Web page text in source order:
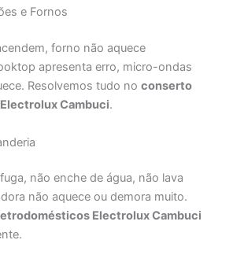
e Fornos
forno não aquece
apresenta erro, micro-ondas
Resolvemos tudo noconserto
Cambuci.
não enche de água, não lava
não aquece ou demora muito.
Electrolux Cambuci